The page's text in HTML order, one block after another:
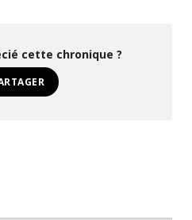
cette chronique ?